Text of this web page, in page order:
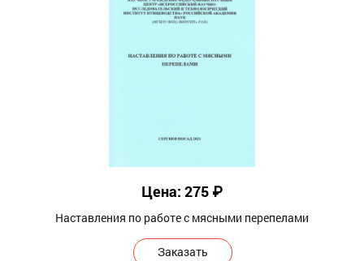
Цена: 275 ₽
Наставления по работе с мясными перепелами
Заказать